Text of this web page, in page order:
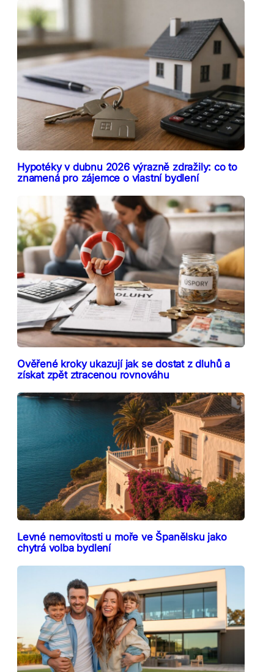
Hypotéky v dubnu 2026 výrazně zdražily: co to
znamená pro zájemce o vlastní bydlení
Ověřené kroky ukazují jak se dostat z dluhů a
získat zpět ztracenou rovnováhu
Levné nemovitosti u moře ve Španělsku jako
chytrá volba bydlení